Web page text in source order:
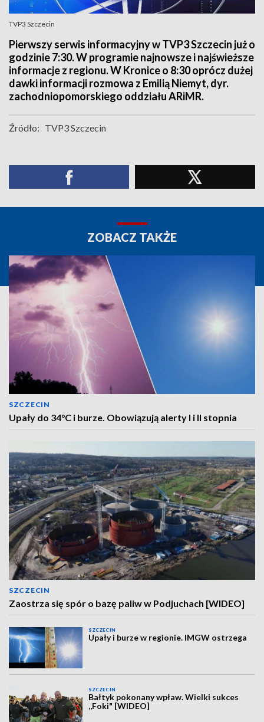
TVP3 Szczecin
Pierwszy serwis informacyjny w TVP3 Szczecin już o
godzinie 7:30. W programie najnowsze i najświeższe
informacje z regionu. W Kronice o 8:30 oprócz dużej
dawki informacji rozmowa z Emilią Niemyt, dyr.
zachodniopomorskiego oddziału ARiMR.
Źródło: TVP3 Szczecin
ZOBACZ TAKŻE
SZCZECIN
Upały do 34°C i burze. Obowiązują alerty I i II stopnia
SZCZECIN
Zaostrza się spór o bazę paliw w Podjuchach [WIDEO]
SZCZECIN
Upały i burze w regionie. IMGW ostrzega
SZCZECIN
Bałtyk pokonany wpław. Wielki sukces
,,Foki" [WIDEO]